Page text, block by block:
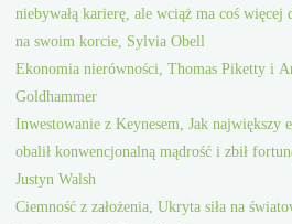
niebywałą karierę, ale wciąż ma coś więcej
na swoim korcie, Sylvia Obell
Ekonomia nierówności, Thomas Piketty i
Goldhammer
Inwestowanie z Keynesem, Jak największy
obalił konwencjonalną mądrość i zbił
Justyn Walsh
Ciemność z założenia, Ukryta siła na